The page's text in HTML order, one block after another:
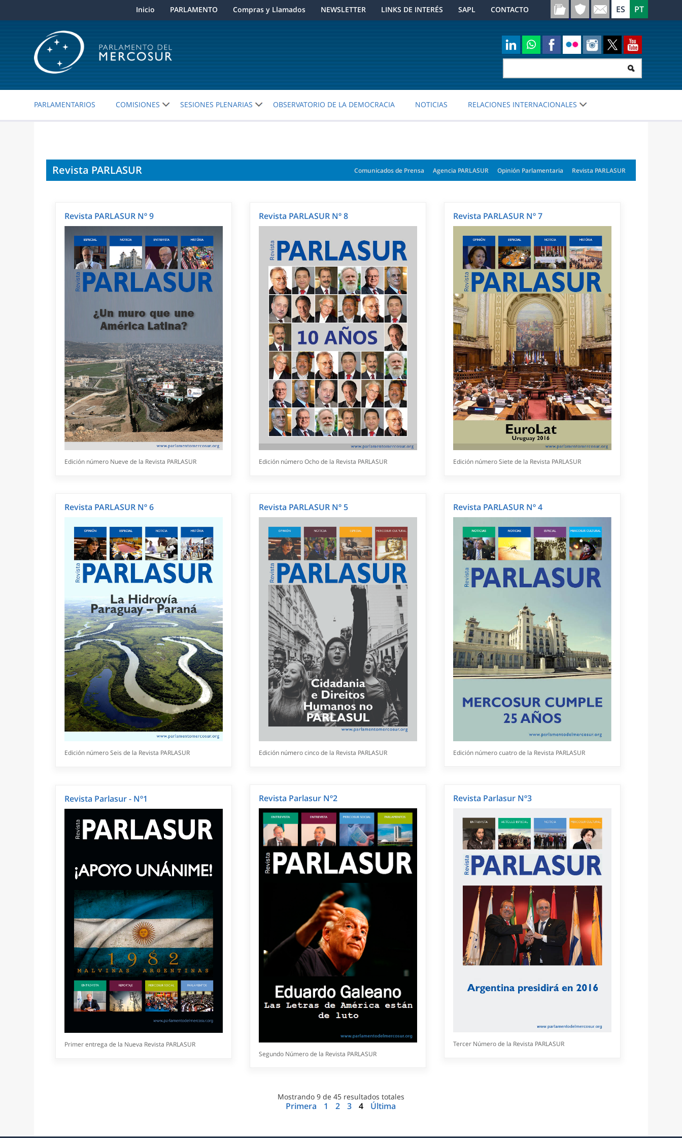
Inicio PARLAMENTO Compras y Llamados NEWSLETTER LINKS DE INTERÉS SAPL CONTACTO
PARLAMENTARIOS COMISIONES SESIONES PLENARIAS OBSERVATORIO DE LA DEMOCRACIA NOTICIAS RELACIONES INTERNACIONALES
Revista PARLASUR Revista PARLASUR
Opinión Parlamentaria
Agencia PARLASUR
Comunicados de Prensa
Revista PARLASUR Nº 9
Edición número Nueve de la Revista PARLASUR
Revista PARLASUR Nº 8
Edición número Ocho de la Revista PARLASUR
Revista PARLASUR Nº 7
Edición número Siete de la Revista PARLASUR
Revista PARLASUR Nº 6
Edición número Seis de la Revista PARLASUR
Revista PARLASUR Nº 5
Edición número cinco de la Revista PARLASUR
Revista PARLASUR Nº 4
Edición número cuatro de la Revista PARLASUR
Revista Parlasur Nº3
Tercer Número de la Revista PARLASUR
Revista Parlasur Nº2
Segundo Número de la Revista PARLASUR
Revista Parlasur - Nº1
Primer entrega de la Nueva Revista PARLASUR
Mostrando 9de 45resultados totales
Primera 1 2 3 4 Última